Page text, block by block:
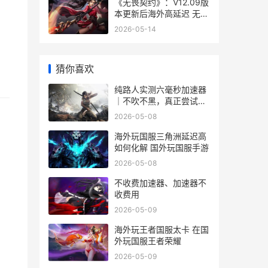
《无畏契约》：V12.09版
本更新后海外高延迟 无畏
契约体验服
2026-05-14
猜你喜欢
纯路人实测六毫秒加速器
｜不吹不黑，真正尝试全
同享 纯路人 rng
2026-05-08
海外玩国服三角洲延迟高
如何化解 国外玩国服手游
2026-05-08
不收费加速器、加速器不
收费用
2026-05-09
海外玩王者国服太卡 在国
外玩国服王者荣耀
2026-05-09